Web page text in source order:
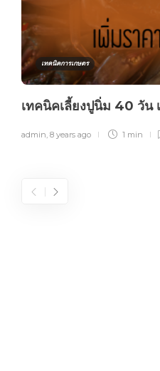
เทคนิคการเกษตร
เทคนิคเลี้ยงปูนิ่ม 40 วัน
admin, 8 years ago 1 min